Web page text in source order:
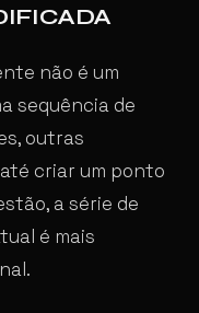
não é um
sequência de
outras
criar um ponto
a série de
é mais